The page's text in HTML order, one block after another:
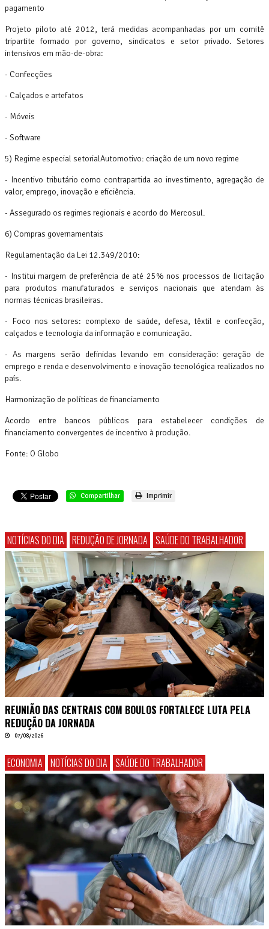
pagamento
Projeto piloto até 2012, terá medidas acompanhadas por um comitê
tripartite formado por governo, sindicatos e setor privado. Setores
intensivos em mão-de-obra:
- Confecções
- Calçados e artefatos
- Móveis
- Software
5) Regime especial setorialAutomotivo: criação de um novo regime
- Incentivo tributário como contrapartida ao investimento, agregação de
valor, emprego, inovação e eficiência.
- Assegurado os regimes regionais e acordo do Mercosul.
6) Compras governamentais
Regulamentação da Lei 12.349/2010:
- Institui margem de preferência de até 25% nos processos de licitação
para produtos manufaturados e serviços nacionais que atendam às
normas técnicas brasileiras.
- Foco nos setores: complexo de saúde, defesa, têxtil e confecção,
calçados e tecnologia da informação e comunicação.
- As margens serão definidas levando em consideração: geração de
emprego e renda e desenvolvimento e inovação tecnológica realizados no
país.
Harmonização de políticas de financiamento
Acordo entre bancos públicos para estabelecer condições de
financiamento convergentes de incentivo à produção.
Fonte: O Globo
Compartilhar Imprimir
NOTÍCIAS DO DIA REDUÇÃO DE JORNADA SAÚDE DO TRABALHADOR
REUNIÃO DAS CENTRAIS COM BOULOS FORTALECE LUTA PELA
REDUÇÃO DA JORNADA
07/08/2026
ECONOMIA NOTÍCIAS DO DIA SAÚDE DO TRABALHADOR